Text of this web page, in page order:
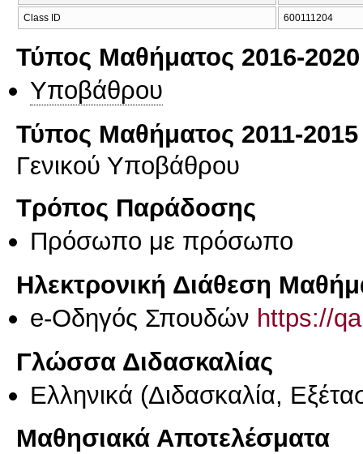
Class ID 600111204
Τύπος Μαθήματος 2016-2020
Υποβάθρου
Τύπος Μαθήματος 2011-2015
Γενικού Υποβάθρου
Τρόπος Παράδοσης
Πρόσωπο με πρόσωπο
Ηλεκτρονική Διάθεση
e-Οδηγός Σπουδών https://
Γλώσσα Διδασκαλίας
Ελληνικά (Διδασκαλία,
Μαθησιακά Αποτελέσματα